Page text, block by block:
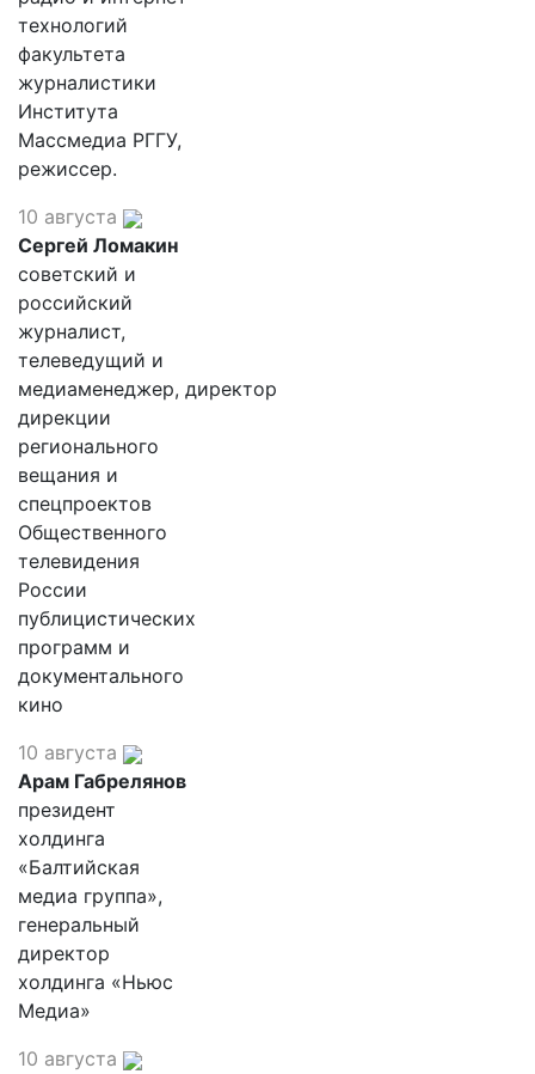
технологий
факультета
журналистики
Института
Массмедиа РГГУ,
режиссер.
10 августа
Сергей Ломакин
советский и
российский
журналист,
телеведущий и
медиаменеджер, директор
дирекции
регионального
вещания и
спецпроектов
Общественного
телевидения
России
публицистических
программ и
документального
кино
10 августа
Арам Габрелянов
президент
холдинга
«Балтийская
медиа группа»,
генеральный
директор
холдинга «Ньюс
Медиа»
10 августа